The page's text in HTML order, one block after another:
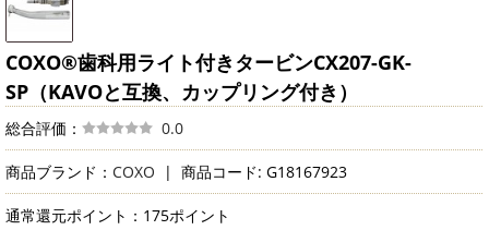
COXO®歯科用ライト付きタービンCX207-GK-
SP（KAVOと互換、カップリング付き）
総合評価： 0.0
商品ブランド： COXO | 商品コード: G18167923
通常還元ポイント：175ポイント